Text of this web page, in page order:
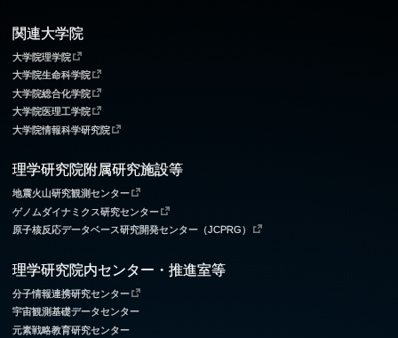
関連大学院
大学院理学院
大学院生命科学院
大学院総合化学院
大学院医理工学院
大学院情報科学研究院
理学研究院附属研究施設等
地震火山研究観測センター
ゲノムダイナミクス研究センター
原子核反応データベース研究開発センター（JCPRG）
理学研究院内センター・推進室等
分子情報連携研究センター
宇宙観測基礎データセンター
元素戦略教育研究センター